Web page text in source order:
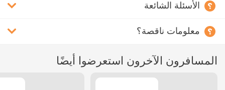
الأسئلة الشائعة
معلومات ناقصة؟
المسافرون الآخرون استعرضوا أيضًا